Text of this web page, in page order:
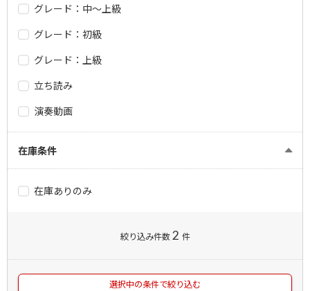
グレード：中～上級
グレード：初級
グレード：上級
立ち読み
演奏動画
在庫条件
在庫ありのみ
絞り込み件数 2 件
選択中の条件で絞り込む